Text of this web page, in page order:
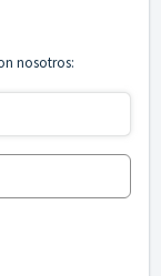
nosotros: